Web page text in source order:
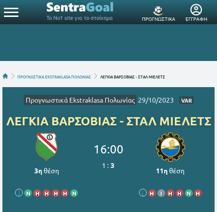
Το Νο1 site για το στοίχημα ΠΡΟΓΝΩΣΤΙΚΑ ΕΓΓΡΑΦΗ
ΠΡΟΓΝΩΣΤΙΚΑ EKSTRAKLASA ΠΟΛΩΝΙΑΣ ΛΕΓΚΙΑ ΒΑΡΣΟΒΙΑΣ - ΣΤΑΛ ΜΙΕΛΕΤΣ
Προγνωστικά Ekstraklasa Πολωνίας 29/10/2023 VAR
ΛΕΓΚΙΑ ΒΑΡΣΟΒΙΑΣ - ΣΤΑΛ ΜΙΕΛΕΤΣ
3ηθέση
i Ν Η Η Η Η Ν
16:00
1 :3
11ηθέση
i Η Ι Η Η Ν Η